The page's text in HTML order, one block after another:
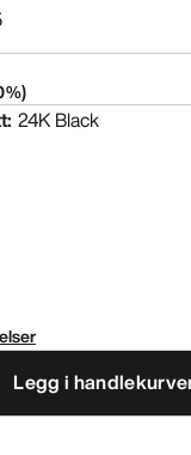
%)
: 24K Black
Legg i